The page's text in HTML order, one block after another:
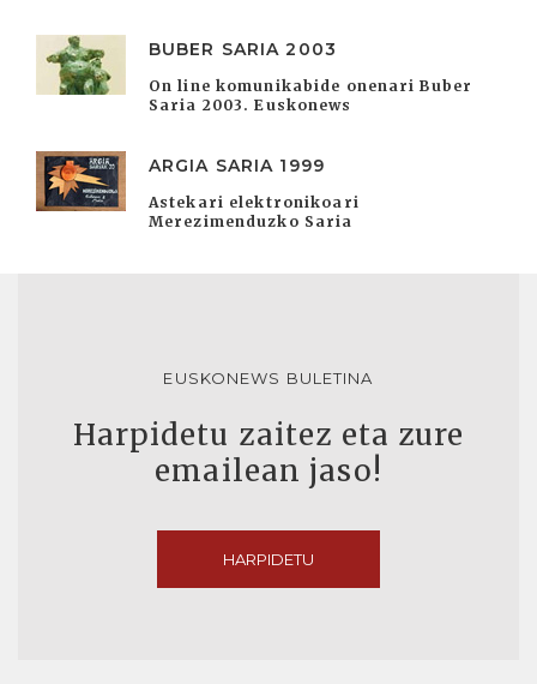
BUBER SARIA 2003
On line komunikabide onenari Buber
Saria 2003. Euskonews
ARGIA SARIA 1999
Astekari elektronikoari
Merezimenduzko Saria
EUSKONEWS BULETINA
Harpidetu zaitez eta zure
emailean jaso!
HARPIDETU